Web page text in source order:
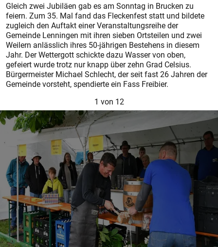
Gleich zwei Jubiläen gab es am Sonntag in Brucken zu
feiern. Zum 35. Mal fand das Fleckenfest statt und bildete
zugleich den Auftakt einer Veranstaltungsreihe der
Gemeinde Lenningen mit ihren sieben Ortsteilen und zwei
Weilern anlässlich ihres 50-jährigen Bestehens in diesem
Jahr. Der Wettergott schickte dazu Wasser von oben,
gefeiert wurde trotz nur knapp über zehn Grad Celsius.
Bürgermeister Michael Schlecht, der seit fast 26 Jahren der
Gemeinde vorsteht, spendierte ein Fass Freibier.
1 von 12